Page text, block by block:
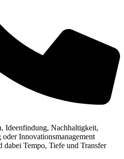
Ideenfindung, Nachhaltigkeit,
Innovationsmanagement
Tempo, Tiefe und Transfer